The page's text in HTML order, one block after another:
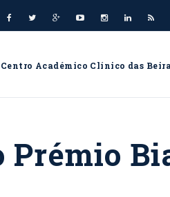
Centro Académico Clínico das
Prémio